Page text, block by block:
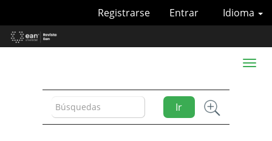
Contenido
principal
Idioma
Registrarse Entrar
Ir
Toggle